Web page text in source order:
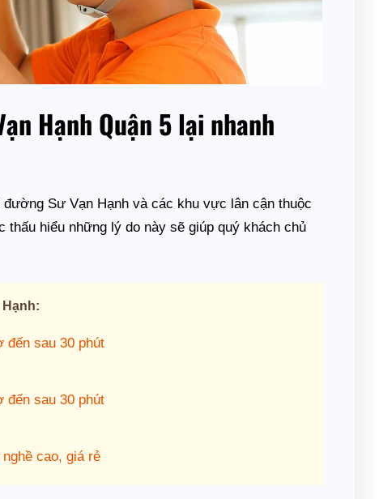
Hạnh Quận 5 lại nhanh
Sư Vạn Hạnh và các khu vực lân cận thuộc
hiểu những lý do này sẽ giúp quý khách chủ
đến sau 30 phút
đến sau 30 phút
cao, giá rẻ